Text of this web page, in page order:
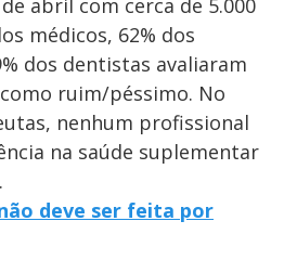
abril com cerca de 5.000
médicos, 62% dos
dos dentistas avaliaram
ruim/péssimo. No
nenhum profissional
na saúde suplementar
deve ser feita por